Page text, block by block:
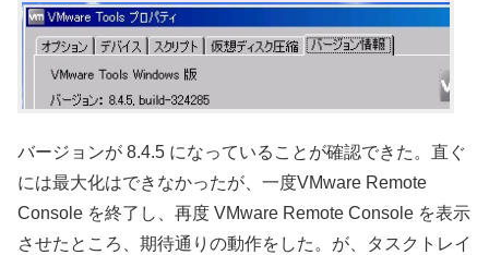
バージョンが 8.4.5 になっていることが確認できた。直ぐ
には最大化はできなかったが、一度VMware Remote
Console を終了し、再度 VMware Remote Console を表示
させたところ、期待通りの動作をした。が、タスクトレイ